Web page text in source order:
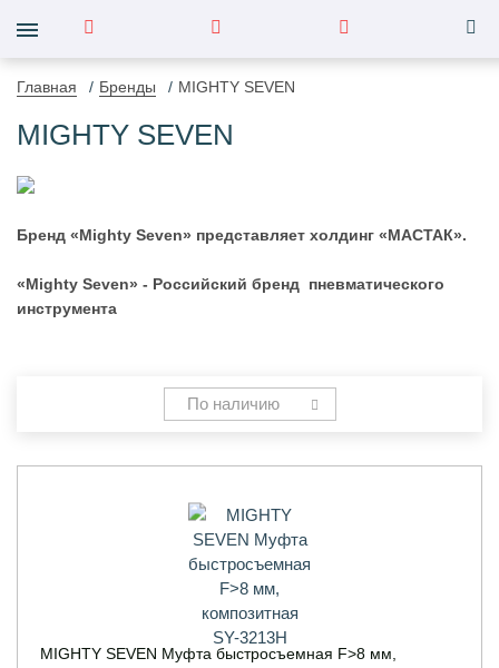
Главная Бренды MIGHTY SEVEN
MIGHTY SEVEN
Бренд «Mighty Seven» представляет холдинг «МАСТАК».
«Mighty Seven» - Российский бренд пневматического
инструмента
По наличию
MIGHTY SEVEN Муфта быстросъемная F>8 мм,